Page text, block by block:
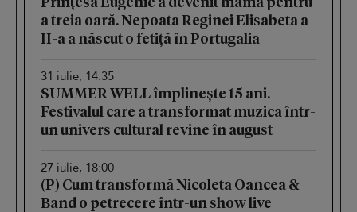
a treia oară. Nepoata Reginei Elisabeta a
II-a a născut o fetiță în Portugalia
31 iulie, 14:35
SUMMER WELL împlinește 15 ani.
Festivalul care a transformat muzica într-
un univers cultural revine în august
27 iulie, 18:00
(P) Cum transformă Nicoleta Oancea &
Band o petrecere într-un show live